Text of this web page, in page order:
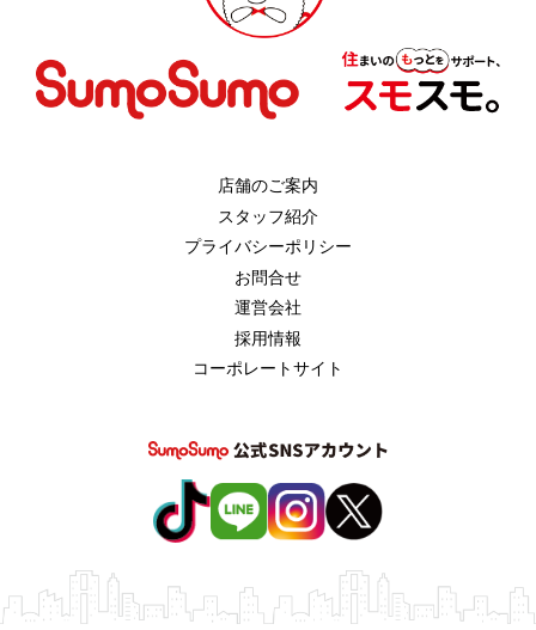
店舗のご案内
スタッフ紹介
プライバシーポリシー
お問合せ
運営会社
採用情報
コーポレートサイト